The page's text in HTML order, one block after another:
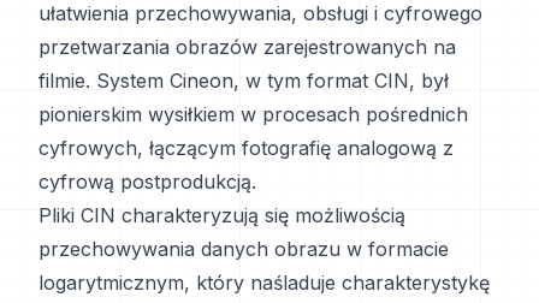
ułatwienia przechowywania, obsługi i cyfrowego
przetwarzania obrazów zarejestrowanych na
filmie. System Cineon, w tym format CIN, był
pionierskim wysiłkiem w procesach pośrednich
cyfrowych, łączącym fotografię analogową z
cyfrową postprodukcją.
Pliki CIN charakteryzują się możliwością
przechowywania danych obrazu w formacie
logarytmicznym, który naśladuje charakterystykę